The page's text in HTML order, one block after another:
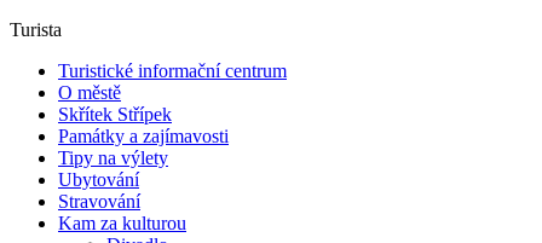
Turista
Turistické informační centrum
O městě
Skřítek Střípek
Památky a zajímavosti
Tipy na výlety
Ubytování
Stravování
Kam za kulturou